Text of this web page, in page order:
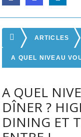
ARTICLES
A QUEL NIVEAU
A QUEL
DÎNER ?
DINING ET